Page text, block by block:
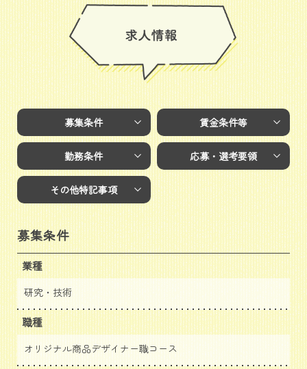
募集条件 賃金条件等
勤務条件 応募・選考要領
その他特記事項
募集条件
業種
研究・技術
職種
オリジナル商品デザイナー職コース